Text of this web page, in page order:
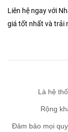
Liên hệ ngay với
giá tốt nhất và trải
Là hệ
Rộng
Đảm bảo mọi